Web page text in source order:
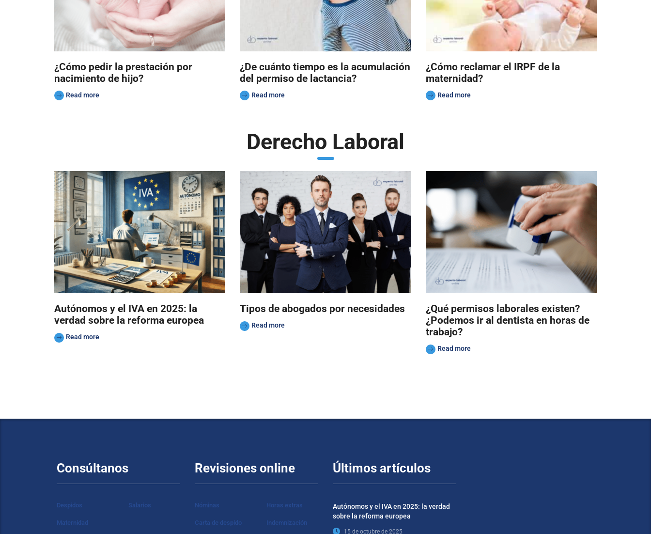
¿Cómo pedir la prestación por
nacimiento de hijo?
Read more
¿De cuánto tiempo es la acumulación
del permiso de lactancia?
Read more
¿Cómo reclamar el IRPF de la
maternidad?
Read more
Derecho Laboral
Autónomos y el IVA en 2025: la
verdad sobre la reforma europea
Read more
Tipos de abogados por necesidades
Read more
¿Qué permisos laborales existen?
¿Podemos ir al dentista en horas de
trabajo?
Read more
Consúltanos
Despidos Salarios
Maternidad
Revisiones online
Nóminas Horas extras
Carta de despido Indemnización
Últimos artículos
Autónomos y el IVA en 2025: la verdad
sobre la reforma europea
15 de octubre de 2025